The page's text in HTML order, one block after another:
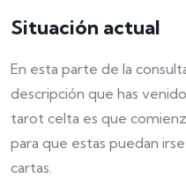
Situación actual
En esta parte de la
descripción que has
tarot celta es que
para que estas puedan
cartas.